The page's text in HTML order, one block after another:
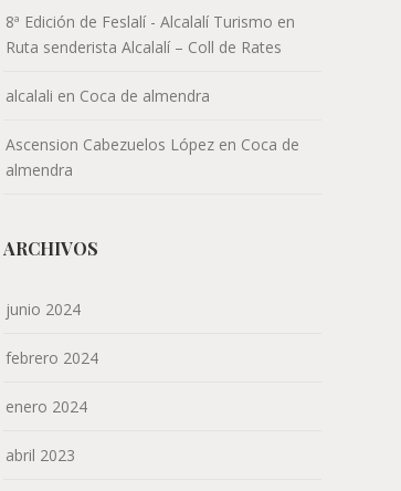
8ª Edición de Feslalí - Alcalalí Turismo en
Ruta senderista Alcalalí – Coll de Rates
alcalali en Coca de almendra
Ascension Cabezuelos López en Coca de
almendra
ARCHIVOS
junio 2024
febrero 2024
enero 2024
abril 2023